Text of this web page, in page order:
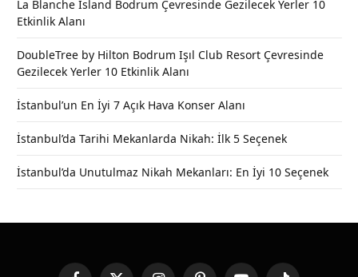
La Blanche Island Bodrum Çevresinde Gezilecek Yerler 10
Etkinlik Alanı
DoubleTree by Hilton Bodrum Işıl Club Resort Çevresinde
Gezilecek Yerler 10 Etkinlik Alanı
İstanbul’un En İyi 7 Açık Hava Konser Alanı
İstanbul’da Tarihi Mekanlarda Nikah: İlk 5 Seçenek
İstanbul’da Unutulmaz Nikah Mekanları: En İyi 10 Seçenek